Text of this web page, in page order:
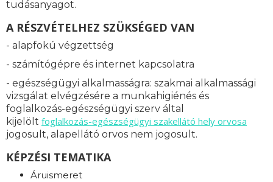
tudásanyagot.
A RÉSZVÉTELHEZ SZÜKSÉGED VAN
- alapfokú végzettség
- számítógépre és internet kapcsolatra
- egészségügyi alkalmasságra: szakmai alkalmassági
vizsgálat elvégzésére a munkahigiénés és
foglalkozás-egészségügyi szerv által
kijelölt foglalkozás-egészségügyi szakellátó hely orvosa
jogosult, alapellátó orvos nem jogosult.
KÉPZÉSI TEMATIKA
Áruismeret